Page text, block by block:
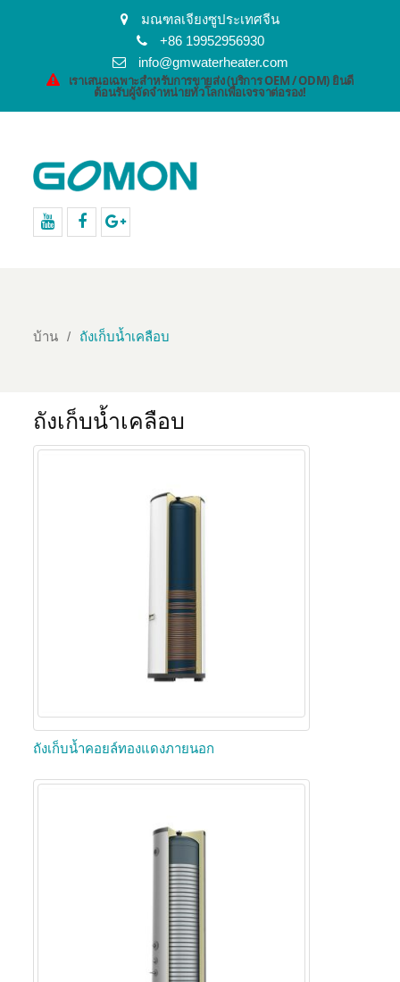
มณฑลเจียงซูประเทศจีน
+86 19952956930
info@gmwaterheater.com
เราเสนอเฉพาะสำหรับการขายส่ง (บริการ OEM / ODM) ยินดี
ต้อนรับผู้จัดจำหน่ายทั่วโลกเพื่อเจรจาต่อรอง!
บ้าน ถังเก็บน้ำเคลือบ
ถังเก็บน้ำเคลือบ
ถังเก็บน้ำคอยล์ทองแดงภายนอก